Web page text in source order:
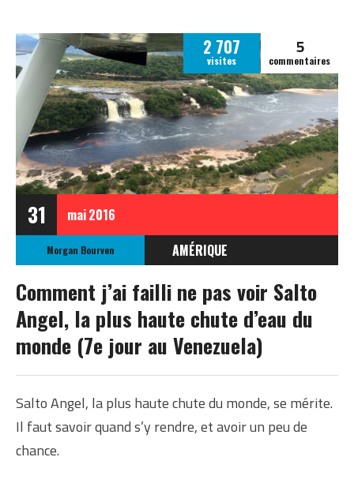
31 mai2016
2 707
visites
5
commentaires
Morgan Bourven
AMÉRIQUE
Comment j’ai failli ne pas voir Salto
Angel, la plus haute chute d’eau du
monde (7e jour au Venezuela)
Salto Angel, la plus haute chute du monde, se mérite.
Il faut savoir quand s’y rendre, et avoir un peu de
chance.